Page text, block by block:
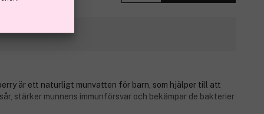
är ett naturligt munvatten för barn, som hjälper till att
stärker munnens immunförsvar och bekämpar de bakterier